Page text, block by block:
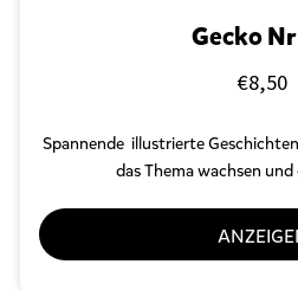
Gecko Nr
€8,50
Spannende illustrierte
das Thema wachsen